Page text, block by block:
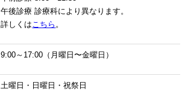
午後診療診療科により異なります。
詳しくはこちら 。
9:00～17:00（月曜日〜金曜日）
土曜日・日曜日・祝祭日